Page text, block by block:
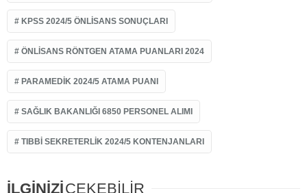
KPSS 2024/5 ÖNLISANS SONUÇLARI
ÖNLISANS RÖNTGEN ATAMA PUANLARI 2024
PARAMEDIK 2024/5 ATAMA PUANI
SAĞLIK BAKANLIĞI 6850 PERSONEL ALIMI
TIBBI SEKRETERLIK 2024/5 KONTENJANLARI
İLGİNİZİÇEKEBİLİR